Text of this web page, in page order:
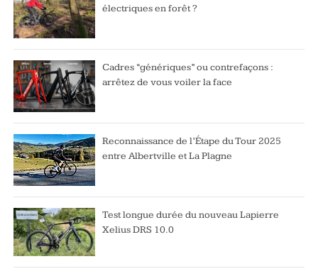
électriques en forêt ?
Cadres “génériques” ou contrefaçons :
arrêtez de vous voiler la face
Reconnaissance de l’Étape du Tour 2025
entre Albertville et La Plagne
Test longue durée du nouveau Lapierre
Xelius DRS 10.0